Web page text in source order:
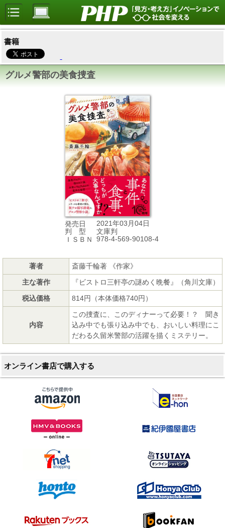
書籍
グルメ警部の美食捜査
発売日
2021年03月04日
判 型
文庫判
ＩＳＢＮ
978-4-569-90108-4
著者
斎藤千輪著 《作家》
主な著作
『ビストロ三軒亭の謎めく晩餐』（角川文庫）
税込価格
814円（本体価格740円）
内容
この捜査に、このディナーって必要！？ 聞き
込み中でも張り込み中でも、おいしい料理にこ
だわる久留米警部の活躍を描くミステリー。
オンライン書店で購入する